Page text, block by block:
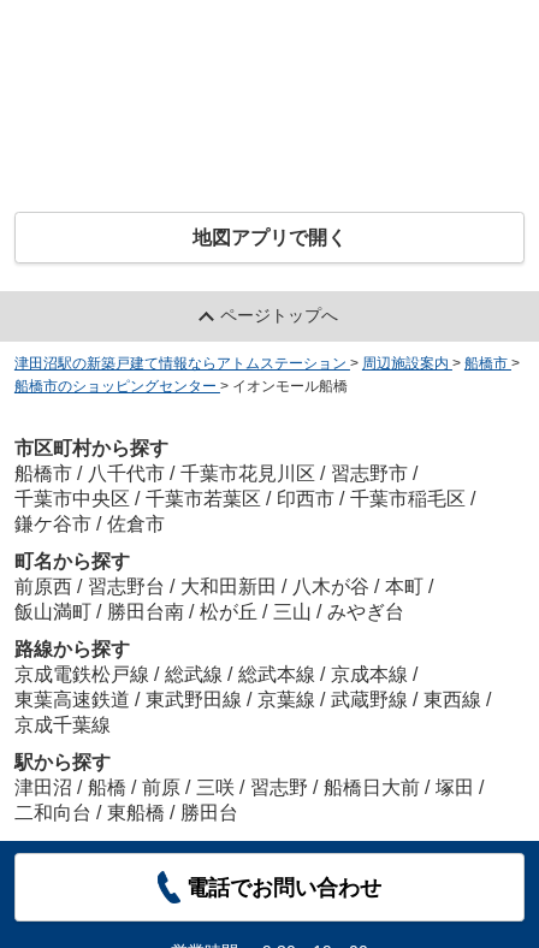
地図アプリで開く
ページトップへ
津田沼駅の新築戸建て情報ならアトムステーション > 周辺施設案内 > 船橋市 >
船橋市のショッピングセンター > イオンモール船橋
市区町村から探す
船橋市 / 八千代市 / 千葉市花見川区 / 習志野市 /
千葉市中央区 / 千葉市若葉区 / 印西市 / 千葉市稲毛区 /
鎌ケ谷市 / 佐倉市
町名から探す
前原西 / 習志野台 / 大和田新田 / 八木が谷 / 本町 /
飯山満町 / 勝田台南 / 松が丘 / 三山 / みやぎ台
路線から探す
京成電鉄松戸線 / 総武線 / 総武本線 / 京成本線 /
東葉高速鉄道 / 東武野田線 / 京葉線 / 武蔵野線 / 東西線 /
京成千葉線
駅から探す
津田沼 / 船橋 / 前原 / 三咲 / 習志野 / 船橋日大前 / 塚田 /
二和向台 / 東船橋 / 勝田台
電話でお問い合わせ